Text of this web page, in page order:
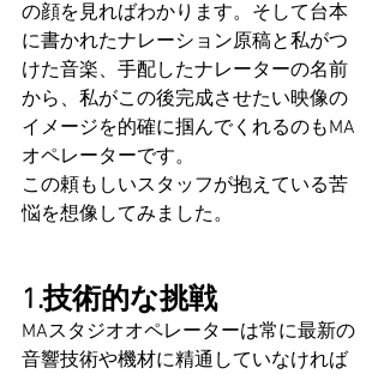
の顔を見ればわかります。そして台本
に書かれたナレーション原稿と私がつ
けた音楽、手配したナレーターの名前
から、私がこの後完成させたい映像の
イメージを的確に掴んでくれるのもMA
オペレーターです。
この頼もしいスタッフが抱えている苦
悩を想像してみました。
1.技術的な挑戦
MAスタジオオペレーターは常に最新の
音響技術や機材に精通していなければ